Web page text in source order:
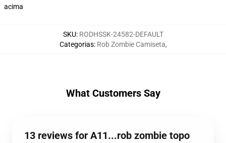
acima
SKU: RODHSSK-24582-DEFAULT
Categorias: Rob Zombie Camiseta,
What Customers Say
13 reviews for A11...rob zombie topo